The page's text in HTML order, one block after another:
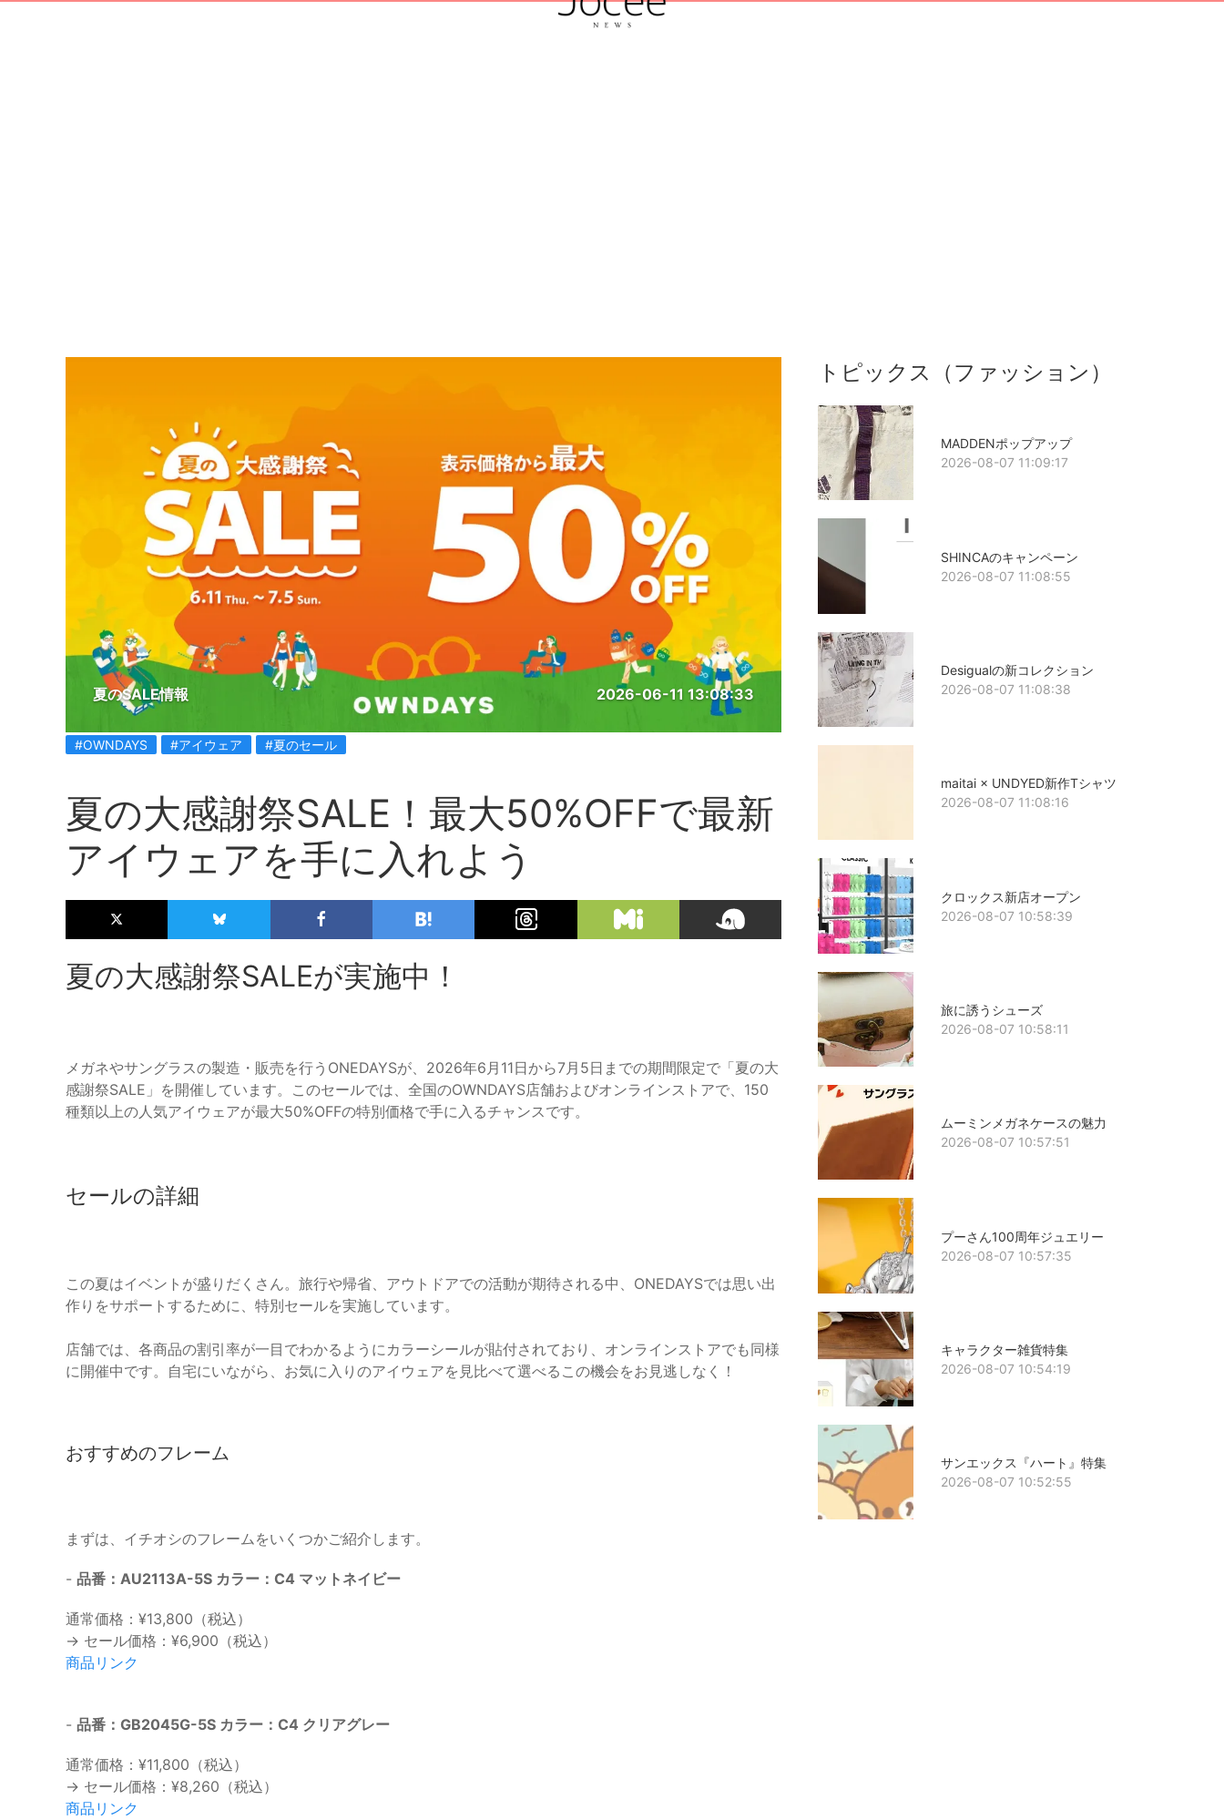
夏のSALE情報 2026-06-11 13:08:33
#OWNDAYS #アイウェア #夏のセール
夏の大感謝祭SALE！最大50%OFFで最新
アイウェアを手に入れよう
夏の大感謝祭SALEが実施中！
メガネやサングラスの製造・販売を行うONEDAYSが、2026年6月11日から7月5日までの期間限定で「夏の大
感謝祭SALE」を開催しています。このセールでは、全国のOWNDAYS店舗およびオンラインストアで、150
種類以上の人気アイウェアが最大50%OFFの特別価格で手に入るチャンスです。
セールの詳細
この夏はイベントが盛りだくさん。旅行や帰省、アウトドアでの活動が期待される中、ONEDAYSでは思い出
作りをサポートするために、特別セールを実施しています。
店舗では、各商品の割引率が一目でわかるようにカラーシールが貼付されており、オンラインストアでも同様
に開催中です。自宅にいながら、お気に入りのアイウェアを見比べて選べるこの機会をお見逃しなく！
おすすめのフレーム
まずは、イチオシのフレームをいくつかご紹介します。
- 品番：AU2113A-5S カラー：C4 マットネイビー
通常価格：¥13,800（税込）
→ セール価格：¥6,900（税込）
商品リンク
- 品番：GB2045G-5S カラー：C4 クリアグレー
通常価格：¥11,800（税込）
→ セール価格：¥8,260（税込）
商品リンク
トピックス（ファッション）
MADDENポップアップ
2026-08-07 11:09:17
SHINCAのキャンペーン
2026-08-07 11:08:55
Desigualの新コレクション
2026-08-07 11:08:38
maitai × UNDYED新作Tシャツ
2026-08-07 11:08:16
クロックス新店オープン
2026-08-07 10:58:39
旅に誘うシューズ
2026-08-07 10:58:11
ムーミンメガネケースの魅力
2026-08-07 10:57:51
プーさん100周年ジュエリー
2026-08-07 10:57:35
キャラクター雑貨特集
2026-08-07 10:54:19
サンエックス『ハート』特集
2026-08-07 10:52:55